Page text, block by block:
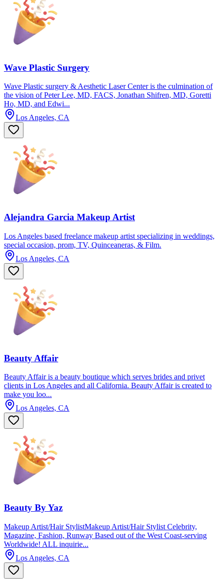
Wave Plastic Surgery
Wave Plastic surgery & Aesthetic Laser Center is the culmination of
the vision of Peter Lee, MD, FACS, Jonathan Shifren, MD, Goretti
Ho, MD, and Edwi...
Los Angeles, CA
Alejandra Garcia Makeup Artist
Los Angeles based freelance makeup artist specializing in weddings,
special occasion, prom, TV, Quinceaneras, & Film.
Los Angeles, CA
Beauty Affair
Beauty Affair is a beauty boutique which serves brides and privet
clients in Los Angeles and all California. Beauty Affair is created to
make you loo...
Los Angeles, CA
Beauty By Yaz
Makeup Artist/Hair StylistMakeup Artist/Hair Stylist Celebrity,
Magazine, Fashion, Runway Based out of the West Coast-serving
Worldwide! ALL inquirie...
Los Angeles, CA